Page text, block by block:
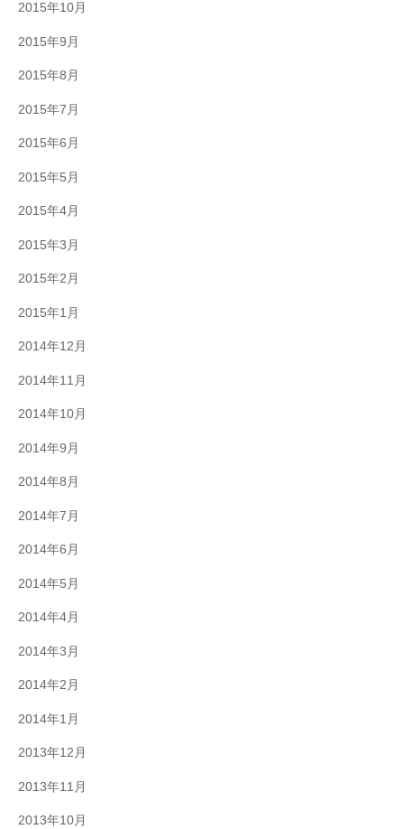
2015年10月
2015年9月
2015年8月
2015年7月
2015年6月
2015年5月
2015年4月
2015年3月
2015年2月
2015年1月
2014年12月
2014年11月
2014年10月
2014年9月
2014年8月
2014年7月
2014年6月
2014年5月
2014年4月
2014年3月
2014年2月
2014年1月
2013年12月
2013年11月
2013年10月